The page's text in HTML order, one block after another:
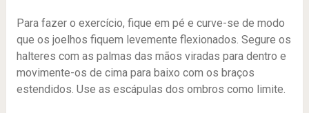
Para fazer o exercício, fique em pé e curve-se de modo
que os joelhos fiquem levemente flexionados. Segure os
halteres com as palmas das mãos viradas para dentro e
movimente-os de cima para baixo com os braços
estendidos. Use as escápulas dos ombros como limite.